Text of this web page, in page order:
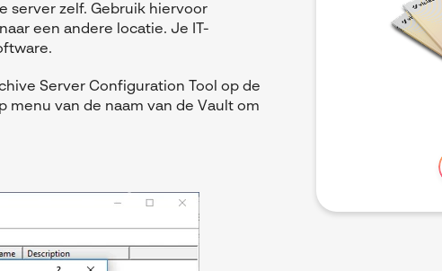
server zelf. Gebruik hiervoor
een andere locatie. Je IT-
Server Configuration Tool op de
menu van de naam van de Vault om